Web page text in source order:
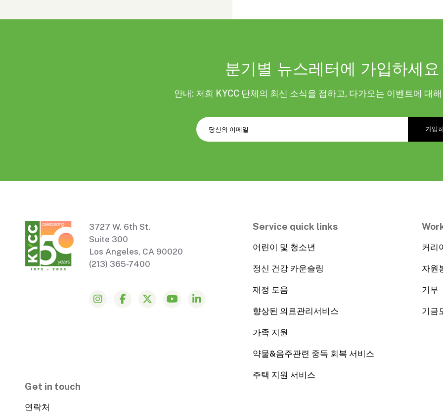
분기별 뉴스레터에 가입하세요
안내: 저희 KYCC 단체의 최신 소식을 접하고, 다가오는 이벤트에 대
3727 W. 6th St.
Suite 300
Los Angeles, CA 90020
(213) 365-7400
Service quick links
어린이 및 청소년
정신 건강 카운슬링
재정 도움
향상된 의료관리서비스
가족 지원
약물&음주관련 중독 회복 서비스
주택 지원 서비스
커리
자원
기부
기금
Get in touch
연락처